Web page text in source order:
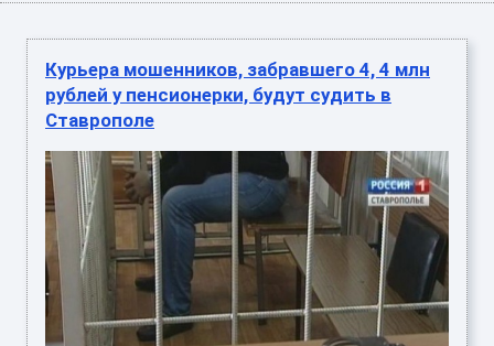
Курьера мошенников, забравшего 4, 4 млн
рублей у пенсионерки, будут судить в
Ставрополе